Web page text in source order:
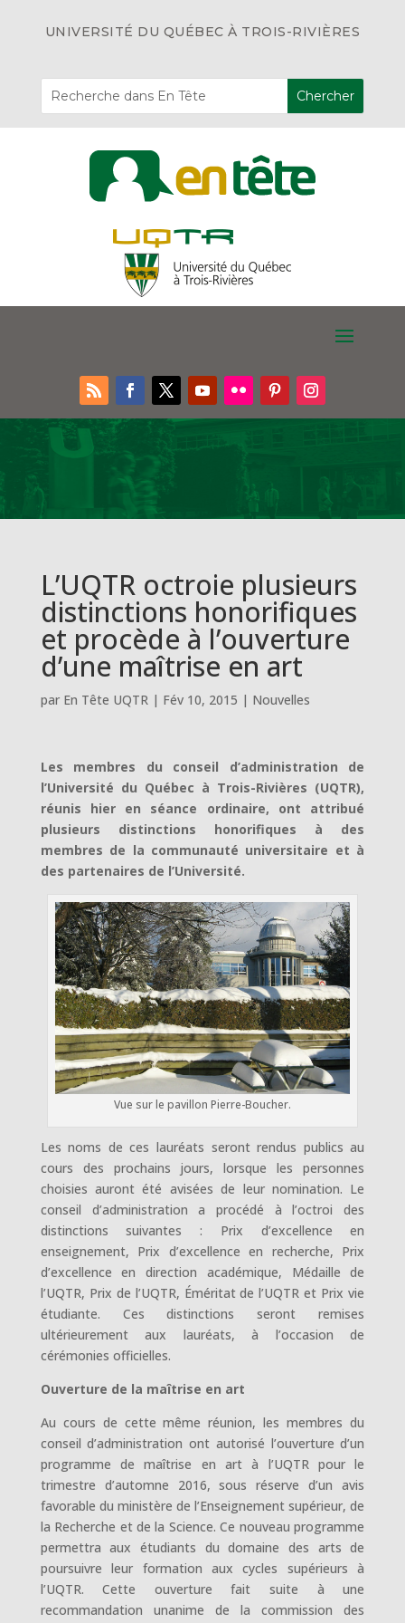
UNIVERSITÉ DU QUÉBEC À TROIS-RIVIÈRES
L’UQTR octroie plusieurs
distinctions honorifiques
et procède à l’ouverture
d’une maîtrise en art
par En Tête UQTR| Fév 10, 2015 | Nouvelles
Les membres du conseil d’administration de
l’Université du Québec à Trois-Rivières (UQTR),
réunis hier en séance ordinaire, ont attribué
plusieurs distinctions honorifiques à des
membres de la communauté universitaire et à
des partenaires de l’Université.
Vue sur le pavillon Pierre-Boucher.
Les noms de ces lauréats seront rendus publics au
cours des prochains jours, lorsque les personnes
choisies auront été avisées de leur nomination. Le
conseil d’administration a procédé à l’octroi des
distinctions suivantes : Prix d’excellence en
enseignement, Prix d’excellence en recherche, Prix
d’excellence en direction académique, Médaille de
l’UQTR, Prix de l’UQTR, Éméritat de l’UQTR et Prix vie
étudiante. Ces distinctions seront remises
ultérieurement aux lauréats, à l’occasion de
cérémonies officielles.
Ouverture de la maîtrise en art
Au cours de cette même réunion, les membres du
conseil d’administration ont autorisé l’ouverture d’un
programme de maîtrise en art à l’UQTR pour le
trimestre d’automne 2016, sous réserve d’un avis
favorable du ministère de l’Enseignement supérieur, de
la Recherche et de la Science. Ce nouveau programme
permettra aux étudiants du domaine des arts de
poursuivre leur formation aux cycles supérieurs à
l’UQTR. Cette ouverture fait suite à une
recommandation unanime de la commission des